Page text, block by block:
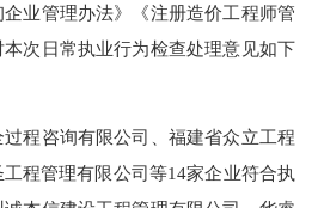
管理办法》《注册造价工程师管
次日常执业行为检查处理意见如下
咨询有限公司、福建省众立工程
程管理有限公司等14家企业符合执